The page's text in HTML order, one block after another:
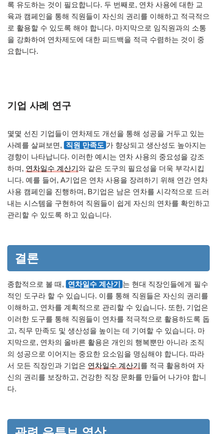
록 유도하는 것이 필요합니다. 두 번째로, 연차 사용에 대한 교
육과 캠페인을 통해 직원들이 자신의 권리를 이해하고 적극적으
로 활용할 수 있도록 해야 합니다. 마지막으로 임직원과의 소통
을 강화하여 연차제도에 대한 피드백을 적극 수렴하는 것이 중
요합니다.
기업 사례 연구
몇몇 선진 기업들이 연차제도 개선을 통해 성공을 거두고 있는
사례를 살펴보면, 직원 만족도 가 향상되고 생산성도 높아지는
경향이 나타납니다. 이러한 예시는 연차 사용의 중요성을 강조
하며, 연차일수 계산기와 같은 도구의 필요성을 더욱 부각시킵
니다. 예를 들어, A기업은 연차 사용을 장려하기 위해 연간 연차
사용 캠페인을 진행하며, B기업은 남은 연차를 시각적으로 드러
내는 시스템을 구현하여 직원들이 쉽게 자신의 연차를 확인하고
관리할 수 있도록 하고 있습니다.
결론
종합적으로 볼 때, 연차일수 계산기 는 현대 직장인들에게 필수
적인 도구라 할 수 있습니다. 이를 통해 직원들은 자신의 권리를
이해하고, 연차를 계획적으로 관리할 수 있습니다. 또한, 기업은
이러한 도구를 통해 직원들이 연차를 적극적으로 활용하도록 돕
고, 직무 만족도 및 생산성을 높이는 데 기여할 수 있습니다. 마
지막으로, 연차의 올바른 활용은 개인의 행복뿐만 아니라 조직
의 성공으로 이어지는 중요한 요소임을 명심해야 합니다. 따라
서 모든 직장인과 기업은 연차일수 계산기를 적극 활용하여 자
신의 권리를 보장하고, 건강한 직장 문화를 만들어 나가야 합니
다.